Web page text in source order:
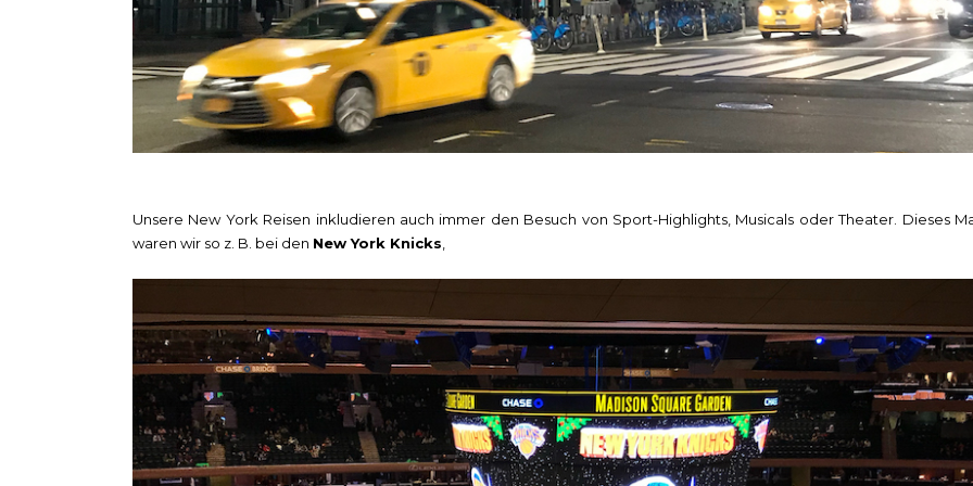
Unsere New York Reisen inkludieren auch immer den Besuch von Sport-Highlights, Musicals oder Theater. Dieses
waren wir so z. B. bei den New York Knicks